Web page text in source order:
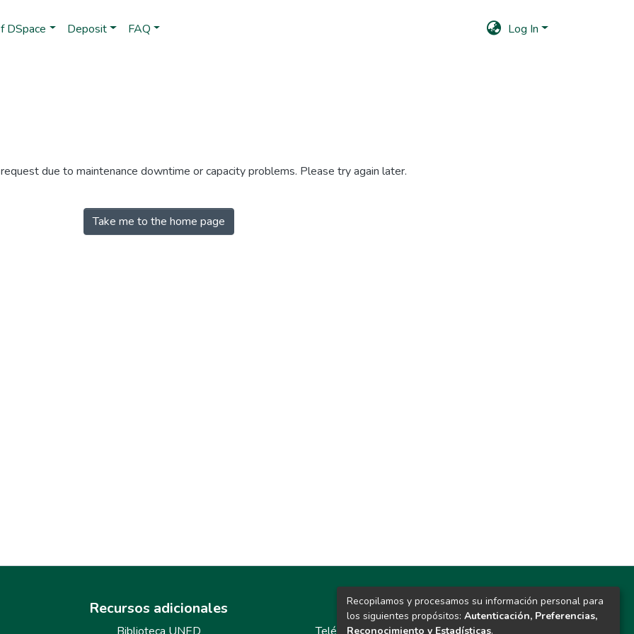
DSpace Deposit FAQ Log In
due to maintenance downtime or capacity problems. Please try again later.
Take me to the home page
Recursos adicionales Contacto
Recopilamos y procesamos su información personal para
los siguientes propósitos: Autenticación, Preferencias,
Reconocimiento y Estadísticas.